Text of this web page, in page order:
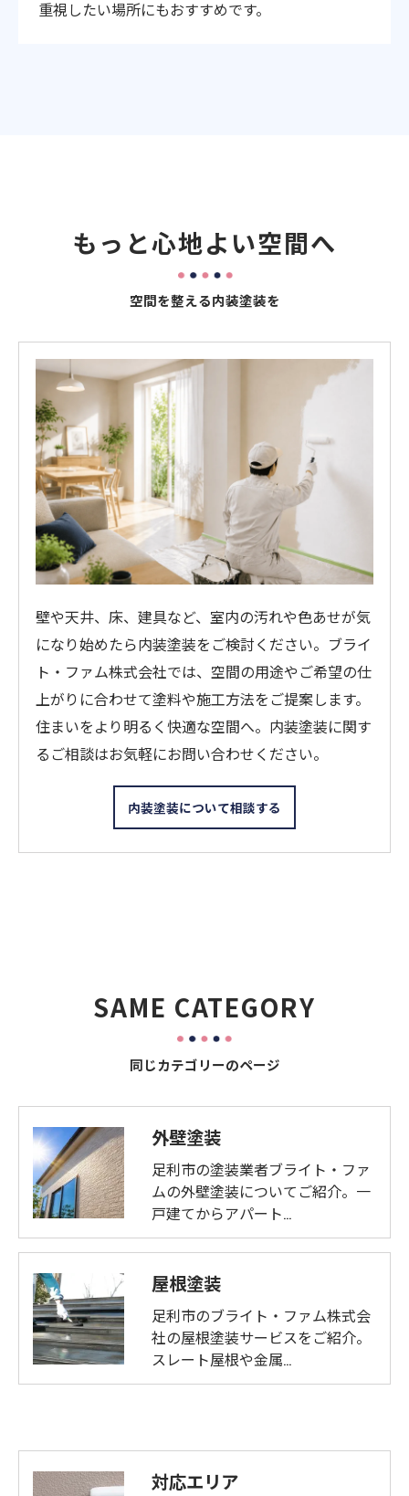
重視したい場所にもおすすめです。
空間を整える内装塗装を
もっと心地よい空間へ
壁や天井、床、建具など、室内の汚れや色あせが気
になり始めたら内装塗装をご検討ください。ブライ
ト・ファム株式会社では、空間の用途やご希望の仕
上がりに合わせて塗料や施工方法をご提案します。
住まいをより明るく快適な空間へ。内装塗装に関す
るご相談はお気軽にお問い合わせください。
内装塗装について相談する
同じカテゴリーのページ
SAME CATEGORY
外壁塗装
足利市の塗装業者ブライト・ファ
ムの外壁塗装についてご紹介。一
戸建てからアパート…
屋根塗装
足利市のブライト・ファム株式会
社の屋根塗装サービスをご紹介。
スレート屋根や金属…
対応エリア